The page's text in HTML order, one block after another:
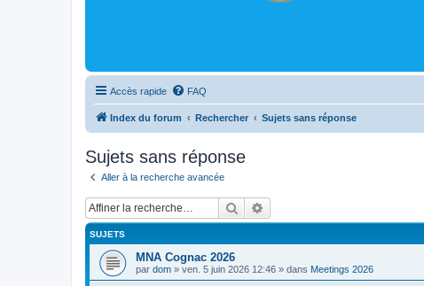
Accès rapide FAQ
Index du forum Rechercher Sujets sans réponse
Sujets sans réponse
Aller à la recherche avancée
Rechercher
SUJETS
MNA Cognac 2026
par dom » ven. 5 juin 2026 12:46 » dans Meetings 2026